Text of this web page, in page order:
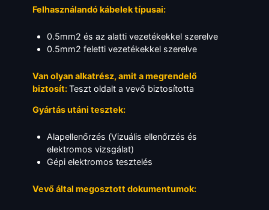
Felhasználandó kábelek típusai:
0.5mm2 és az alatti vezetékekkel szerelve
0.5mm2 feletti vezetékekkel szerelve
Van olyan alkatrész, amit a megrendelő
biztosít:Teszt oldalt a vevő biztosította
Gyártás utáni tesztek:
Alapellenőrzés (Vizuális ellenőrzés és
elektromos vizsgálat)
Gépi elektromos tesztelés
Vevő által megosztott dokumentumok: